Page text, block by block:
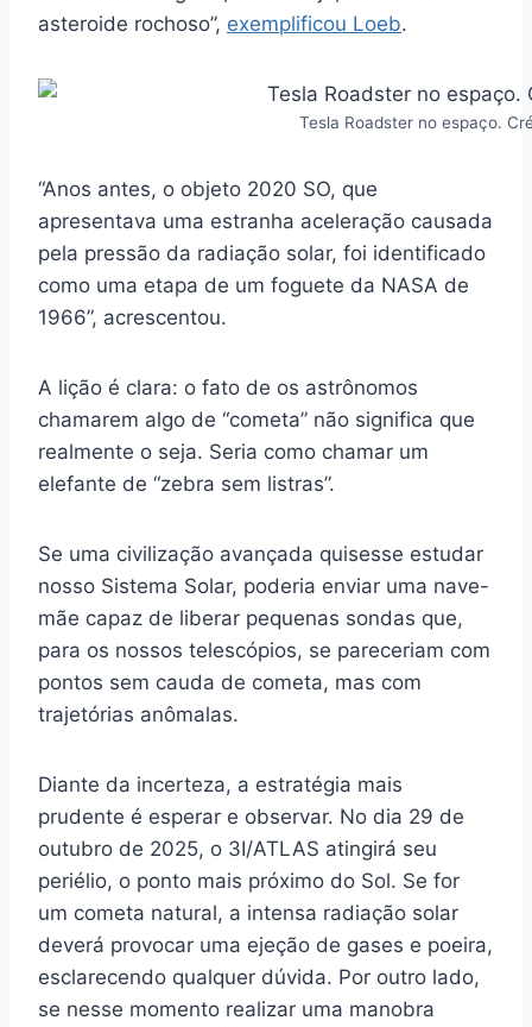
asteroide rochoso”, exemplificou Loeb.
Tesla Roadster no espaço.
“Anos antes, o objeto 2020 SO, que
apresentava uma estranha aceleração causada
pela pressão da radiação solar, foi identificado
como uma etapa de um foguete da NASA de
1966”, acrescentou.
A lição é clara: o fato de os astrônomos
chamarem algo de “cometa” não significa que
realmente o seja. Seria como chamar um
elefante de “zebra sem listras”.
Se uma civilização avançada quisesse estudar
nosso Sistema Solar, poderia enviar uma nave-
mãe capaz de liberar pequenas sondas que,
para os nossos telescópios, se pareceriam com
pontos sem cauda de cometa, mas com
trajetórias anômalas.
Diante da incerteza, a estratégia mais
prudente é esperar e observar. No dia 29 de
outubro de 2025, o 3I/ATLAS atingirá seu
periélio, o ponto mais próximo do Sol. Se for
um cometa natural, a intensa radiação solar
deverá provocar uma ejeção de gases e poeira,
esclarecendo qualquer dúvida. Por outro lado,
se nesse momento realizar uma manobra